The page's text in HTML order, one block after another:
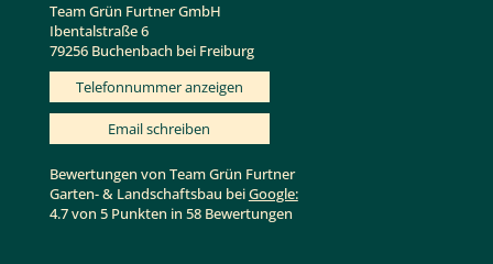
Team Grün Furtner GmbH
Ibentalstraße 6
79256 Buchenbach bei Freiburg
Telefonnummer anzeigen
Email schreiben
Bewertungen von Team Grün Furtner
Garten- & Landschaftsbau beiGoogle:
4.7 von 5 Punkten in 58 Bewertungen